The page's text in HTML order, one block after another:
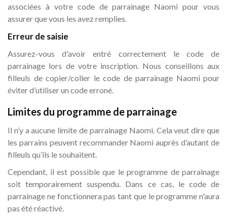
associées à votre code de parrainage Naomi pour vous
assurer que vous les avez remplies.
Erreur de saisie
Assurez-vous d'avoir entré correctement le code de
parrainage lors de votre inscription. Nous conseillons aux
filleuls de copier/coller le code de parrainage Naomi pour
éviter d’utiliser un code erroné.
Limites du programme de parrainage
Il n’y a aucune limite de parrainage Naomi. Cela veut dire que
les parrains peuvent recommander Naomi auprès d’autant de
filleuls qu’ils le souhaitent.
Cependant, il est possible que le programme de parrainage
soit temporairement suspendu. Dans ce cas, le code de
parrainage ne fonctionnera pas tant que le programme n'aura
pas été réactivé.